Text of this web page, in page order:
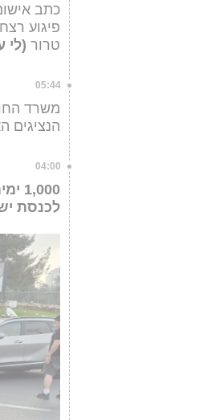
כתב
פיגוע
טרור (לי
05:44
משרד
הנציגים
04:00
לכנסת